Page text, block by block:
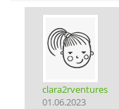
clara2rventures
01.06.2023